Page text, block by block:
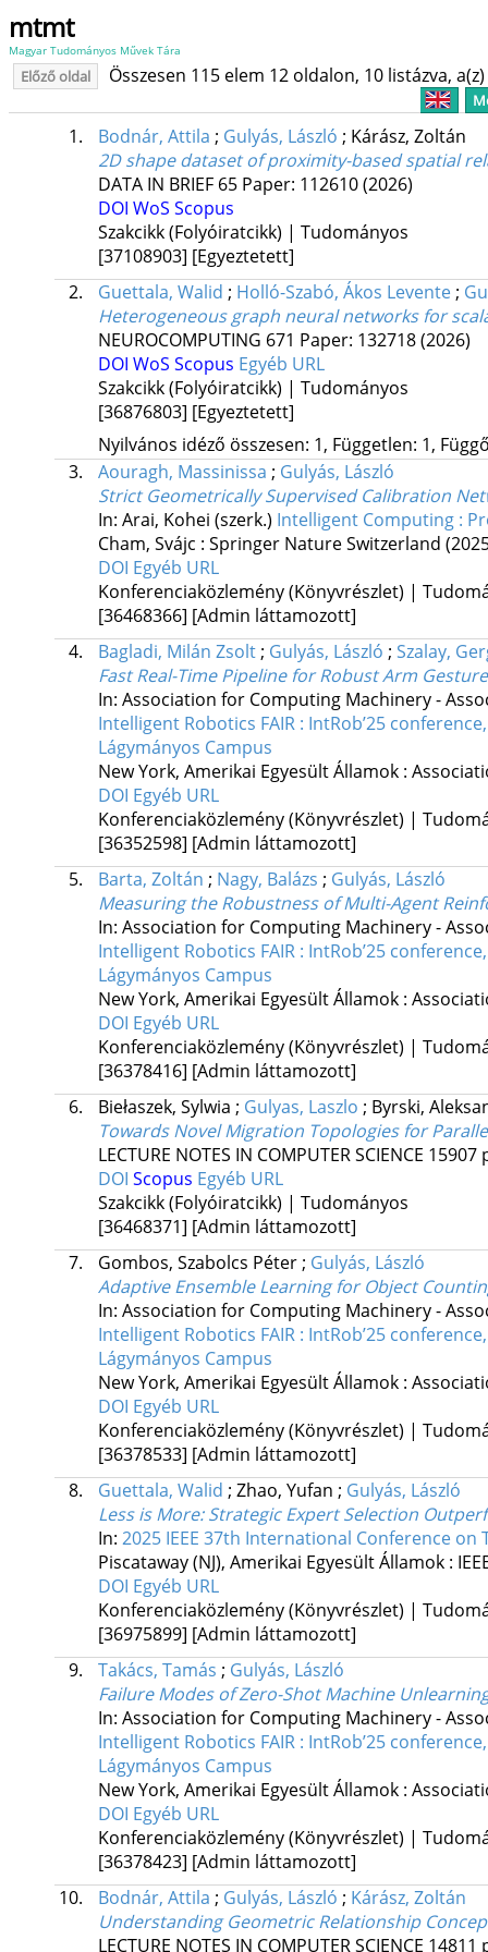
mtmt
Magyar Tudományos Művek Tára
Előző oldal Összesen 115 elem 12 oldalon, 10 listázva,
1. Bodnár, Attila ; Gulyás, László ; Kárász, Zoltán
2D shape dataset of proximity-based spatial
DATA IN BRIEF 65 Paper: 112610(2026)
DOI WoS Scopus
Szakcikk (Folyóiratcikk) | Tudományos
[37108903] [Egyeztetett]
2.
Guettala, Walid ; Holló-Szabó, Ákos Levente;
Heterogeneous graph neural networks for
NEUROCOMPUTING 671 Paper: 132718(2026)
DOI WoS Scopus Egyéb URL
Szakcikk (Folyóiratcikk) | Tudományos
[36876803] [Egyeztetett]
Nyilvános idéző összesen: 1, Független: 1,
3.
Aouragh, Massinissa ; Gulyás, László
Strict Geometrically Supervised Calibration
In: Arai, Kohei (szerk.) Intelligent Computing :
Cham, Svájc : Springer Nature Switzerland
DOI Egyéb URL
Konferenciaközlemény (Könyvrészlet) |
[36468366] [Admin láttamozott]
4.
Bagladi, Milán Zsolt; Gulyás, László ; Szalay,
Fast Real-Time Pipeline for Robust Arm
In: Association for Computing Machinery -
Intelligent Robotics FAIR : IntRob’25
Lágymányos Campus
New York, Amerikai Egyesült Államok :
DOI Egyéb URL
Konferenciaközlemény (Könyvrészlet) |
[36352598] [Admin láttamozott]
5.
Barta, Zoltán ; Nagy, Balázs ; Gulyás, László
Measuring the Robustness of Multi-Agent
In: Association for Computing Machinery -
Intelligent Robotics FAIR : IntRob’25
Lágymányos Campus
New York, Amerikai Egyesült Államok :
DOI Egyéb URL
Konferenciaközlemény (Könyvrészlet) |
[36378416] [Admin láttamozott]
6.
Biełaszek, Sylwia ; Gulyas, Laszlo ; Byrski,
Towards Novel Migration Topologies for
LECTURE NOTES IN COMPUTER SCIENCE 15907
DOI Scopus Egyéb URL
Szakcikk (Folyóiratcikk) | Tudományos
[36468371] [Admin láttamozott]
7.
Gombos, Szabolcs Péter; Gulyás, László
Adaptive Ensemble Learning for Object
In: Association for Computing Machinery -
Intelligent Robotics FAIR : IntRob’25
Lágymányos Campus
New York, Amerikai Egyesült Államok :
DOI Egyéb URL
Konferenciaközlemény (Könyvrészlet) |
[36378533] [Admin láttamozott]
8.
Guettala, Walid ; Zhao, Yufan ; Gulyás, László
Less is More: Strategic Expert Selection
In: 2025 IEEE 37th International Conference on
Piscataway (NJ), Amerikai Egyesült Államok :
DOI Egyéb URL
Konferenciaközlemény (Könyvrészlet) |
[36975899] [Admin láttamozott]
9.
Takács, Tamás ; Gulyás, László
Failure Modes of Zero-Shot Machine
In: Association for Computing Machinery -
Intelligent Robotics FAIR : IntRob’25
Lágymányos Campus
New York, Amerikai Egyesült Államok :
DOI Egyéb URL
Konferenciaközlemény (Könyvrészlet) |
[36378423] [Admin láttamozott]
10.
Bodnár, Attila ; Gulyás, László ; Kárász, Zoltán
Understanding Geometric Relationship
LECTURE NOTES IN COMPUTER SCIENCE 14811